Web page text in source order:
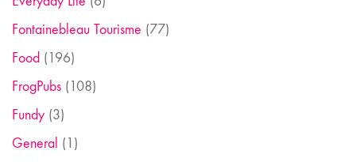
Fontainebleau Tourisme (77)
Food (196)
FrogPubs (108)
Fundy (3)
General (1)